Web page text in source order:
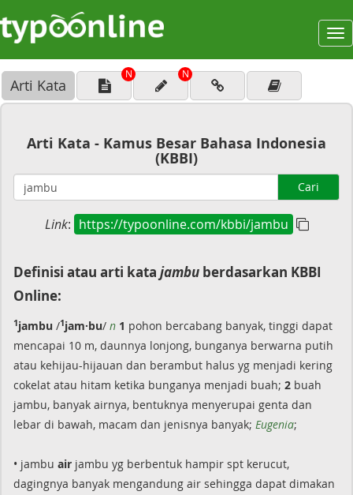
Arti Kata
N N
Arti Kata - Kamus Besar Bahasa Indonesia
(KBBI)
Cari
Link: https://typoonline.com/kbbi/jambu
Definisi atau arti kata jambu berdasarkan KBBI
Online:
1jambu /1jam·bu/ n 1 pohon bercabang banyak, tinggi dapat
mencapai 10 m, daunnya lonjong, bunganya berwarna putih
atau kehijau-hijauan dan berambut halus yg menjadi kering
cokelat atau hitam ketika bunganya menjadi buah; 2 buah
jambu, banyak airnya, bentuknya menyerupai genta dan
lebar di bawah, macam dan jenisnya banyak; Eugenia;
• jambu air jambu yg berbentuk hampir spt kerucut,
dagingnya banyak mengandung air sehingga dapat dimakan